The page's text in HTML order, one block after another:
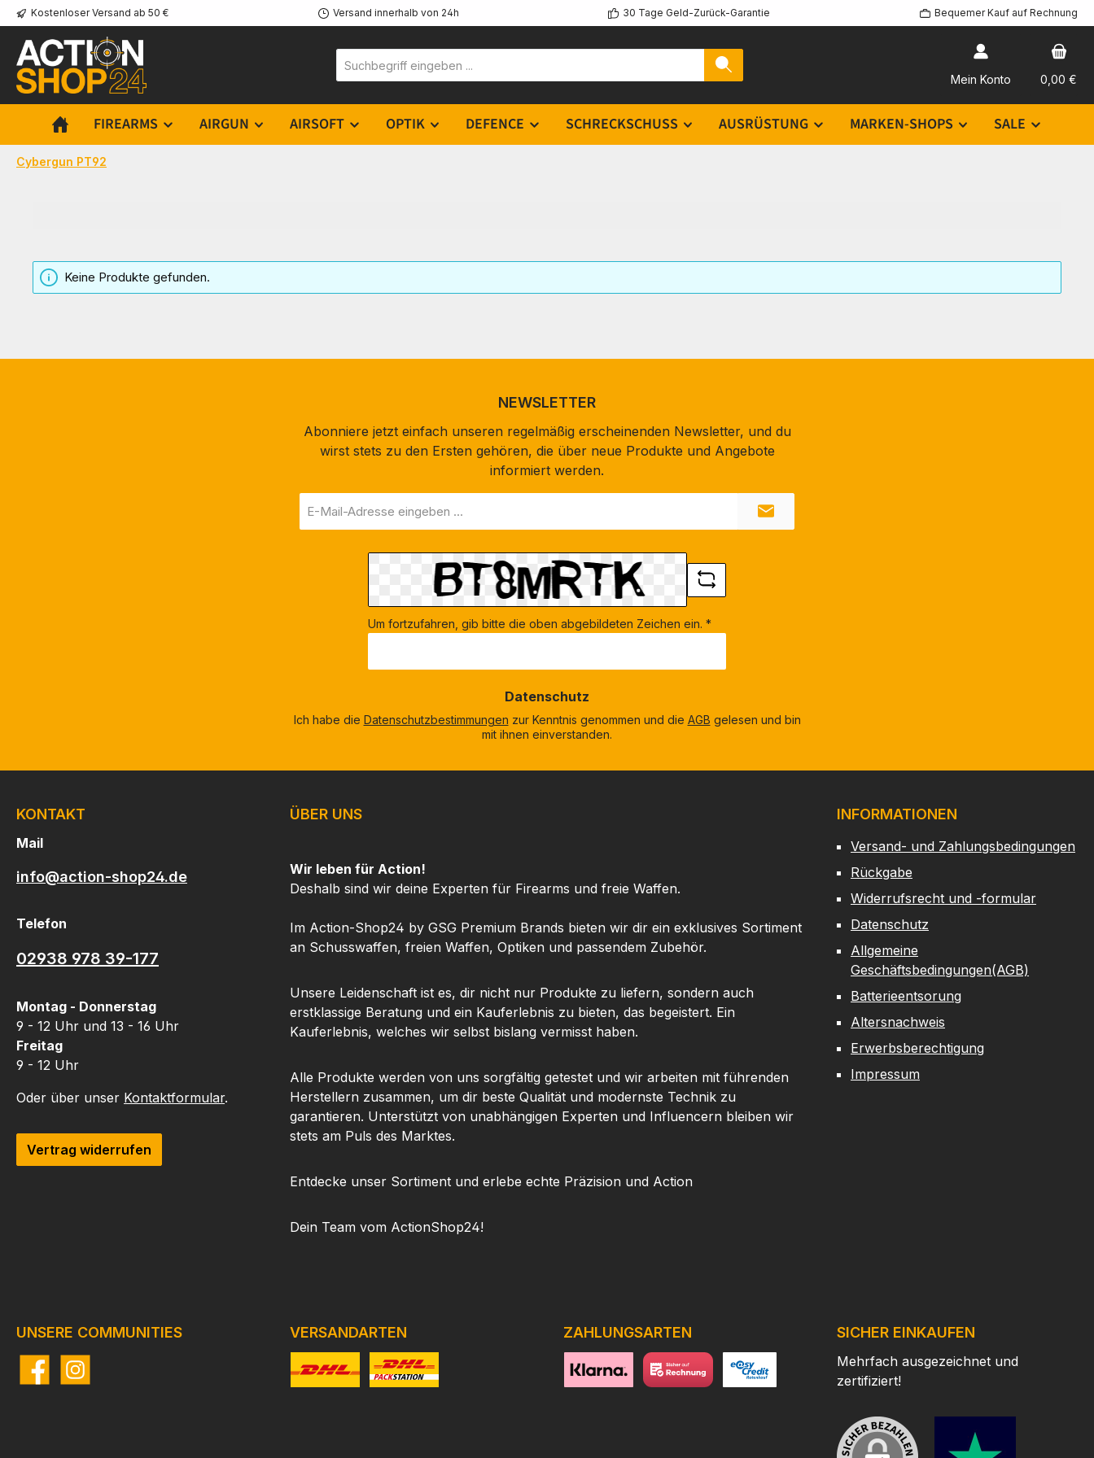
Hauptinhalt springen
Zur Suche springen
Zur Hauptnavigation springen
Kostenloser Versand ab 50 € Versand innerhalb von 24h 30 Tage Geld-Zurück-Garantie Bequemer Kauf auf Rechnung
Mein Konto 0,00 €
FIREARMS AIRGUN AIRSOFT OPTIK DEFENCE SCHRECKSCHUSS AUSRÜSTUNG MARKEN-SHOPS SALE
Cybergun PT92
Keine Produkte gefunden.
NEWSLETTER
Abonniere jetzt einfach unseren regelmäßig erscheinenden Newsletter, und du
wirst stets zu den Ersten gehören, die über neue Produkte und Angebote
informiert werden.
Mail-
Um fortzufahren, gib bitte die oben abgebildeten Zeichen ein. *
Datenschutz
Ich habe die Datenschutzbestimmungen zur Kenntnis genommen und die AGB gelesen und bin
mit ihnen einverstanden.
ÜBER UNS
Wir leben für Action!
Deshalb sind wir deine Experten für Firearms und freie Waffen.
Im Action-Shop24 by GSG Premium Brands bieten wir dir ein exklusives Sortiment
an Schusswaffen, freien Waffen, Optiken und passendem Zubehör.
Unsere Leidenschaft ist es, dir nicht nur Produkte zu liefern, sondern auch
erstklassige Beratung und ein Kauferlebnis zu bieten, das begeistert. Ein
Kauferlebnis, welches wir selbst bislang vermisst haben.
Alle Produkte werden von uns sorgfältig getestet und wir arbeiten mit führenden
Herstellern zusammen, um dir beste Qualität und modernste Technik zu
garantieren. Unterstützt von unabhängigen Experten und Influencern bleiben wir
stets am Puls des Marktes.
Entdecke unser Sortiment und erlebe echte Präzision und Action
Dein Team vom ActionShop24!
INFORMATIONEN
Versand- und Zahlungsbedingungen
Rückgabe
Widerrufsrecht und -formular
Datenschutz
Allgemeine
Geschäftsbedingungen(AGB)
Batterieentsorung
Altersnachweis
Erwerbsberechtigung
Impressum
KONTAKT
Mail
info@action-shop24.de
Telefon
02938 978 39-177
Montag - Donnerstag
9 - 12 Uhr und 13 - 16 Uhr
Freitag
9 - 12 Uhr
Oder über unser Kontaktformular.
Vertrag widerrufen
UNSERE COMMUNITIES
FacebookInstagram
VERSANDARTEN ZAHLUNGSARTEN SICHER EINKAUFEN
Mehrfach ausgezeichnet und
zertifiziert!